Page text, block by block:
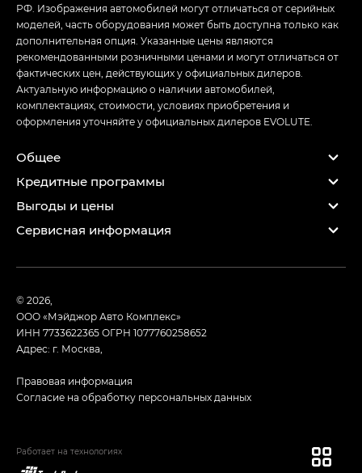
РФ. Изображения автомобилей могут отличаться от серийных
моделей, часть оборудования может быть доступна только как
дополнительная опция. Указанные цены являются
рекомендованными розничными ценами и могут отличаться от
фактических цен, действующих у официальных дилеров.
Актуальную информацию о наличии автомобилей,
комплектациях, стоимости, условиях приобретения и
оформления уточняйте у официальных дилеров EVOLUTE.
Общее
Кредитные программы
Выгоды и цены
Сервисная информация
© 2026,
ООО «Мэйджор Авто Комплекс»
ИНН 7733622365ОГРН 1077760258652
Адрес: г. Москва,
Правовая информация
Согласие на обработку персональных данных
Работает на технологиях